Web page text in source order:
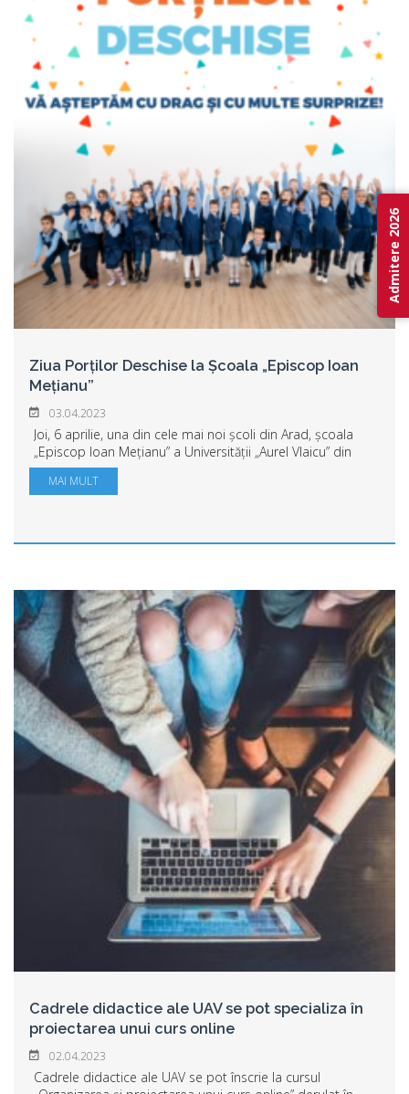
Ziua Porților Deschise la Școala „Episcop Ioan
Mețianu”
03.04.2023
Joi, 6 aprilie, una din cele mai noi școli din Arad, școala
„Episcop Ioan Mețianu” a Universității „Aurel Vlaicu” din
Arad își deschide porțile pentru cei care vor să-și înscrie,
anul acesta, copilul ...
MAI MULT
Cadrele didactice ale UAV se pot specializa în
proiectarea unui curs online
02.04.2023
Cadrele didactice ale UAV se pot înscrie la cursul
Admitere 2026